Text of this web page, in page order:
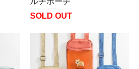
SOLD OUT